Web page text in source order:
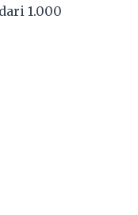
1.000